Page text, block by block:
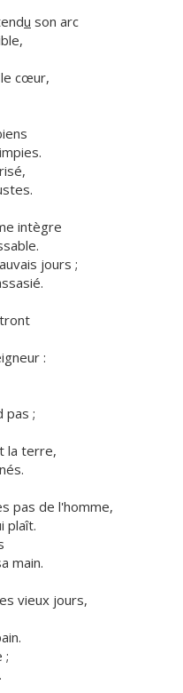
u son arc
cœur,
intègre
jours ;
:
pas ;
la terre,
pas de l'homme,
plaît.
main.
vieux jours,
;